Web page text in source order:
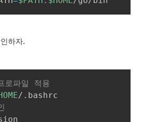
하자.
로파일 적용